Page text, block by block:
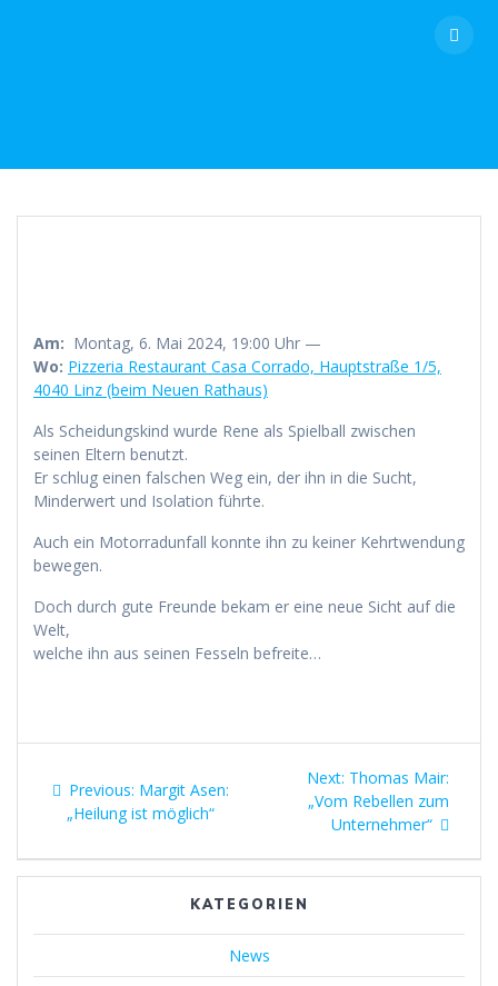
Am: Montag, 6. Mai 2024, 19:00 Uhr —
Wo: Pizzeria Restaurant Casa Corrado, Hauptstraße 1/5,
4040 Linz (beim Neuen Rathaus)
Als Scheidungskind wurde Rene als Spielball zwischen
seinen Eltern benutzt.
Er schlug einen falschen Weg ein, der ihn in die Sucht,
Minderwert und Isolation führte.
Auch ein Motorradunfall konnte ihn zu keiner Kehrtwendung
bewegen.
Doch durch gute Freunde bekam er eine neue Sicht auf die
Welt,
welche ihn aus seinen Fesseln befreite…
Beitragsnavigation
Previous: Previous
post:
Margit Asen:
„Heilung ist möglich“
Next: Next
post:
Thomas Mair:
„Vom Rebellen zum
Unternehmer“
KATEGORIEN
News